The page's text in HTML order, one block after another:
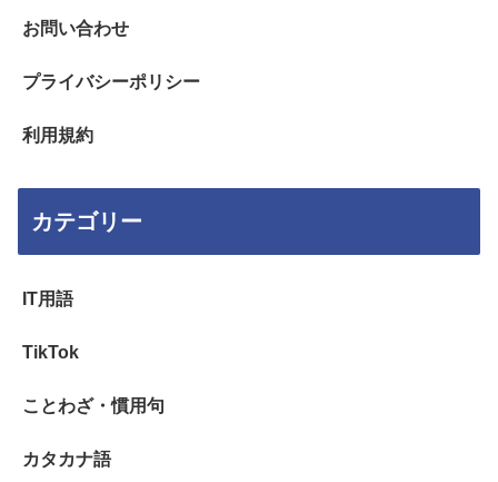
お問い合わせ
プライバシーポリシー
利用規約
カテゴリー
IT用語
TikTok
ことわざ・慣用句
カタカナ語